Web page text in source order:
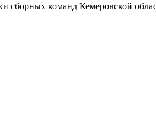
сборных команд Кемеровской